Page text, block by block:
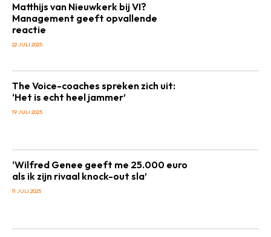
Matthijs van Nieuwkerk bij VI?
Management geeft opvallende
reactie
22 JULI 2025
The Voice-coaches spreken zich uit:
‘Het is echt heel jammer’
19 JULI 2025
‘Wilfred Genee geeft me 25.000 euro
als ik zijn rivaal knock-out sla’
11 JULI 2025